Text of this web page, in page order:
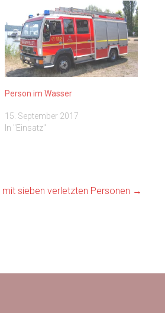
Person im Wasser
15. September 2017
In "Einsatz"
mit sieben verletzten Personen →